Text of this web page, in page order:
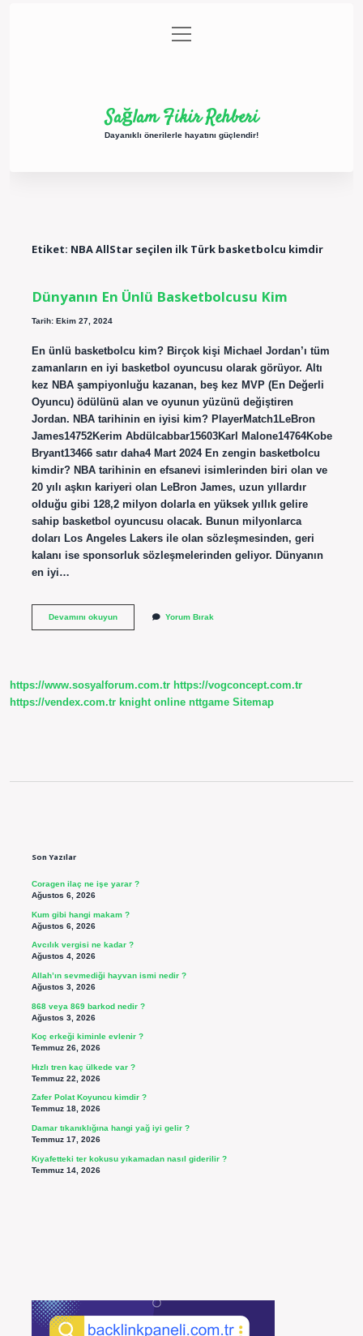
Gizlilik Politikası
menüyü
aç
Sağlam Fikir Rehberi
Dayanıklı önerilerle hayatını güçlendir!
Etiket: NBA AllStar seçilen ilk Türk basketbolcu kimdir
Dünyanın En Ünlü Basketbolcusu Kim
Tarih: Ekim 27, 2024
En ünlü basketbolcu kim? Birçok kişi Michael Jordan’ı tüm
zamanların en iyi basketbol oyuncusu olarak görüyor. Altı
kez NBA şampiyonluğu kazanan, beş kez MVP (En Değerli
Oyuncu) ödülünü alan ve oyunun yüzünü değiştiren
Jordan. NBA tarihinin en iyisi kim? PlayerMatch1LeBron
James14752Kerim Abdülcabbar15603Karl Malone14764Kobe
Bryant13466 satır daha4 Mart 2024 En zengin basketbolcu
kimdir? NBA tarihinin en efsanevi isimlerinden biri olan ve
20 yılı aşkın kariyeri olan LeBron James, uzun yıllardır
olduğu gibi 128,2 milyon dolarla en yüksek yıllık gelire
sahip basketbol oyuncusu olacak. Bunun milyonlarca
doları Los Angeles Lakers ile olan sözleşmesinden, geri
kalanı ise sponsorluk sözleşmelerinden geliyor. Dünyanın
en iyi…
Devamını okuyunDünyanın
Yorum Bırak
https://www.sosyalforum.com.tr https://vogconcept.com.tr
https://vendex.com.tr knight online nttgame Sitemap
Son Yazılar
Coragen ilaç ne işe yarar ?
Ağustos 6, 2026
Kum gibi hangi makam ?
Ağustos 6, 2026
Avcılık vergisi ne kadar ?
Ağustos 4, 2026
Allah’ın sevmediği hayvan ismi nedir ?
Ağustos 3, 2026
868 veya 869 barkod nedir ?
Ağustos 3, 2026
Koç erkeği kiminle evlenir ?
Temmuz 26, 2026
Hızlı tren kaç ülkede var ?
Temmuz 22, 2026
Zafer Polat Koyuncu kimdir ?
Temmuz 18, 2026
Damar tıkanıklığına hangi yağ iyi gelir ?
Temmuz 17, 2026
Kıyafetteki ter kokusu yıkamadan nasıl giderilir ?
Temmuz 14, 2026